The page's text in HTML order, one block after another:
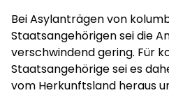
Bei Asylanträgen von
Staatsangehörigen sei die
verschwindend gering. Für
Staatsangehörige sei es
vom Herkunftsland heraus